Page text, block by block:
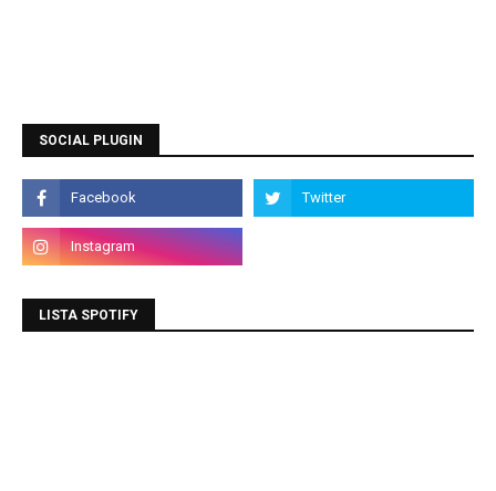
SOCIAL PLUGIN
LISTA SPOTIFY